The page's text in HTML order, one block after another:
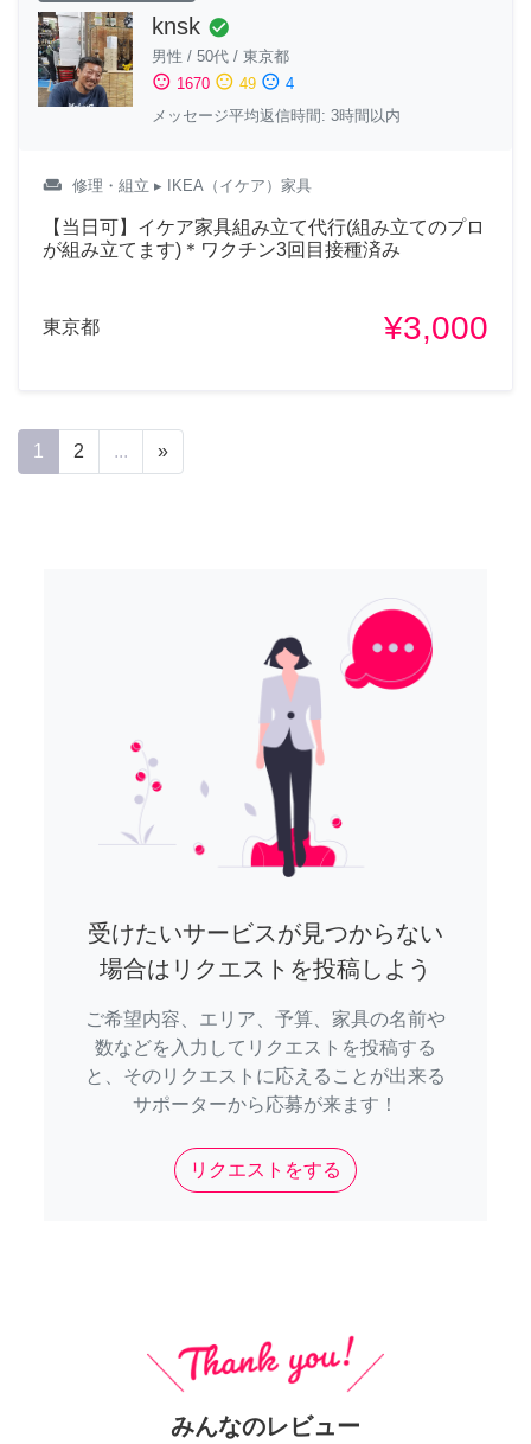
knsk check_circle
男性 / 50代 / 東京都
sentiment_satisfied 1670 sentiment_neutral 49 sentiment_dissatisfied 4
メッセージ平均返信時間: 3時間以内
weekend 修理・組立 ▸ IKEA（イケア）家具
【当日可】イケア家具組み立て代行(組み立てのプロ
が組み立てます)＊ワクチン3回目接種済み
東京都 ¥3,000
1 2 ... »
受けたいサービスが見つからない
場合はリクエストを投稿しよう
ご希望内容、エリア、予算、家具の名前や
数などを入力してリクエストを投稿する
と、そのリクエストに応えることが出来る
サポーターから応募が来ます！
リクエストをする
みんなのレビュー